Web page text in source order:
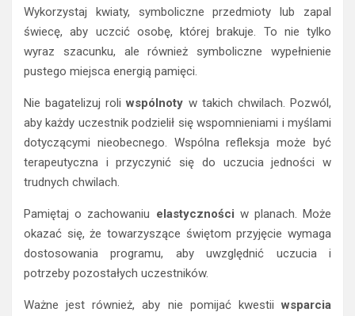
Wykorzystaj kwiaty, symboliczne przedmioty lub zapal
świecę, aby uczcić osobę, której brakuje. To nie tylko
wyraz szacunku, ale również symboliczne wypełnienie
pustego miejsca energią pamięci.
Nie bagatelizuj roliwspólnoty w takich chwilach. Pozwól,
aby każdy uczestnik podzielił się wspomnieniami i myślami
dotyczącymi nieobecnego. Wspólna refleksja może być
terapeutyczna i przyczynić się do uczucia jedności w
trudnych chwilach.
Pamiętaj o zachowaniu elastyczności w planach. Może
okazać się, że towarzyszące świętom przyjęcie wymaga
dostosowania programu, aby uwzględnić uczucia i
potrzeby pozostałych uczestników.
Ważne jest również, aby nie pomijać kwestiiwsparcia